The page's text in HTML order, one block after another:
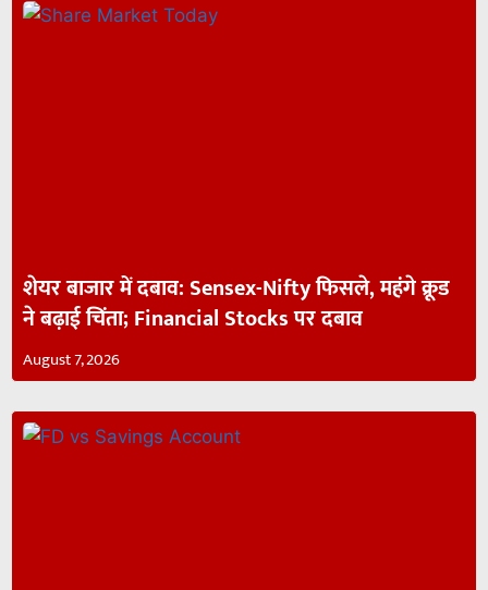
शेयर बाजार में दबाव: Sensex-Nifty फिसले, महंगे क्रूड
ने बढ़ाई चिंता; Financial Stocks पर दबाव
August 7, 2026